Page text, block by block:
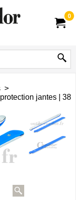
0
>
jantes |